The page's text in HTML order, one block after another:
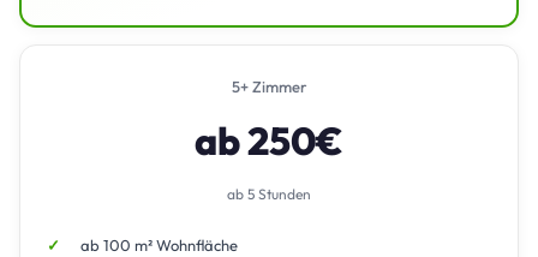
5+ Zimmer
ab 250€
ab 5 Stunden
ab 100 m² Wohnfläche